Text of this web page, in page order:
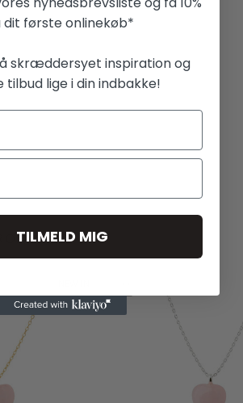
dit første onlinekøb*
skræddersyet inspiration og
tilbud lige i din indbakke!
TILMELD MIG